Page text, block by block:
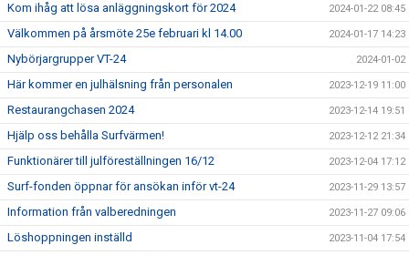
Kom ihåg att lösa anläggningskort för 2024 2024-01-22 08:45
Välkommen på årsmöte 25e februari kl 14.00 2024-01-17 14:23
Nybörjargrupper VT-24 2024-01-02
Här kommer en julhälsning från personalen 2023-12-19 11:00
Restaurangchasen 2024 2023-12-14 19:51
Hjälp oss behålla Surfvärmen! 2023-12-12 21:34
Funktionärer till julföreställningen 16/12 2023-12-04 17:12
Surf-fonden öppnar för ansökan inför vt-24 2023-11-29 13:57
Information från valberedningen 2023-11-27 09:06
Löshoppningen inställd 2023-11-04 17:54